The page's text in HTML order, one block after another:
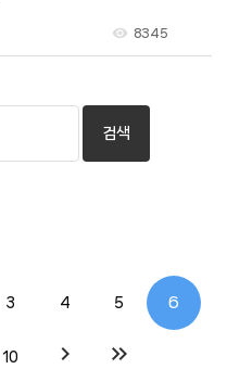
8345
3 4 5 6
10 chevron_right keyboard_double_arrow_right